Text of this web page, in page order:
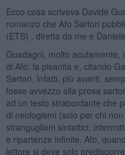
Ecco cosa scriveva Davide
romanzo che Afo Sartori
(ETS) , diretta da me e
Guadagni, molto acutamente,
di Afo: la pisanità e, citando
Sartori. Infatti, più avanti,
fosse avvezzo alla prosa
ad un testo strabordante che
di neologismi (solo per chi
stranguglioni sintattici,
e ripartenze infinite. Afo,
lettore si deve solo